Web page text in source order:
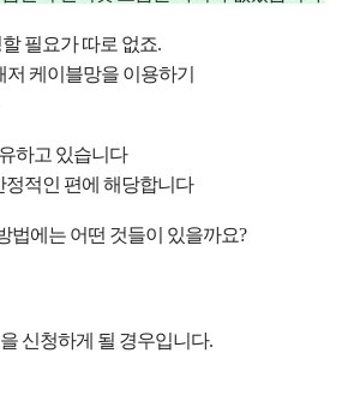
필요가 따로 없죠.
저 케이블망을 이용하기
하고 있습니다
정적인 편에 해당합니다
법에는 어떤 것들이 있을까요?
신청하게 될 경우입니다.